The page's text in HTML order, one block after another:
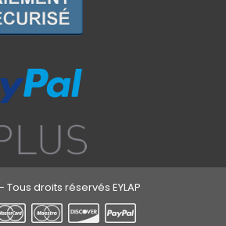
Tous droits réservés EYLAP